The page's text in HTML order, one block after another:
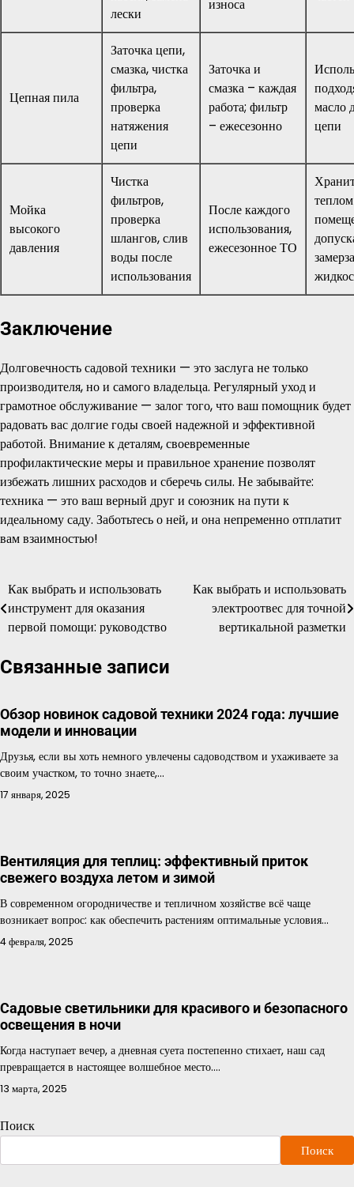
лески
износа
Цепная пила
Заточка цепи,
смазка, чистка
фильтра,
проверка
натяжения
цепи
Заточка и
смазка – каждая
работа; фильтр
– ежесезонно
масло
цепи
Мойка
высокого
давления
Чистка
фильтров,
проверка
шлангов, слив
воды после
использования
После каждого
использования,
ежесезонное ТО
теплом
Заключение
Долговечность садовой техники — это заслуга не только
производителя, но и самого владельца. Регулярный уход и
грамотное обслуживание — залог того, что ваш помощник будет
радовать вас долгие годы своей надежной и эффективной
работой. Внимание к деталям, своевременные
профилактические меры и правильное хранение позволят
избежать лишних расходов и сберечь силы. Не забывайте:
техника — это ваш верный друг и союзник на пути к
идеальному саду. Заботьтесь о ней, и она непременно отплатит
вам взаимностью!
Навигация
по
Как выбрать и использовать
инструмент для оказания
первой помощи: руководство
Как выбрать и использовать
электроотвес для точной
вертикальной разметки
Связанные записи
Обзор новинок садовой техники 2024 года: лучшие
модели и инновации
Друзья, если вы хоть немного увлечены садоводством и ухаживаете за
своим участком, то точно знаете,…
17 января, 2025
Вентиляция для теплиц: эффективный приток
свежего воздуха летом и зимой
В современном огородничестве и тепличном хозяйстве всё чаще
возникает вопрос: как обеспечить растениям оптимальные условия…
4 февраля, 2025
Садовые светильники для красивого и безопасного
освещения в ночи
Когда наступает вечер, а дневная суета постепенно стихает, наш сад
превращается в настоящее волшебное место.…
13 марта, 2025
Поиск
Поиск